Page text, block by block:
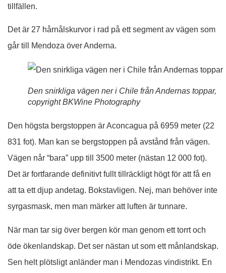
tillfällen.
Det är 27 hårnålskurvor i rad på ett segment av vägen som
går till Mendoza över Anderna.
Den snirkliga vägen ner i Chile från Andernas toppar,
copyright BKWine Photography
Den högsta bergstoppen är Aconcagua på 6959 meter (22
831 fot). Man kan se bergstoppen på avstånd från vägen.
Vägen når “bara” upp till 3500 meter (nästan 12 000 fot).
Det är fortfarande definitivt fullt tillräckligt högt för att få en
att ta ett djup andetag. Bokstavligen. Nej, man behöver inte
syrgasmask, men man märker att luften är tunnare.
När man tar sig över bergen kör man genom ett torrt och
öde ökenlandskap. Det ser nästan ut som ett månlandskap.
Sen helt plötsligt anländer man i Mendozas vindistrikt. En